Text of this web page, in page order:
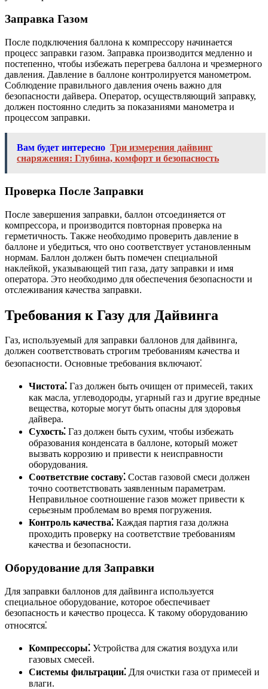
Заправка Газом
После подключения баллона к компрессору начинается
процесс заправки газом. Заправка производится медленно и
постепенно, чтобы избежать перегрева баллона и чрезмерного
давления. Давление в баллоне контролируется манометром.
Соблюдение правильного давления очень важно для
безопасности дайвера. Оператор, осуществляющий заправку,
должен постоянно следить за показаниями манометра и
процессом заправки.
Вам будет интересно Три измерения дайвинг
снаряжения: Глубина, комфорт и безопасность
Проверка После Заправки
После завершения заправки, баллон отсоединяется от
компрессора, и производится повторная проверка на
герметичность. Также необходимо проверить давление в
баллоне и убедиться, что оно соответствует установленным
нормам. Баллон должен быть помечен специальной
наклейкой, указывающей тип газа, дату заправки и имя
оператора. Это необходимо для обеспечения безопасности и
отслеживания качества заправки.
Требования к Газу для Дайвинга
Газ, используемый для заправки баллонов для дайвинга,
должен соответствовать строгим требованиям качества и
безопасности. Основные требования включают⁚
Чистота⁚ Газ должен быть очищен от примесей, таких
как масла, углеводороды, угарный газ и другие вредные
вещества, которые могут быть опасны для здоровья
дайвера.
Сухость⁚ Газ должен быть сухим, чтобы избежать
образования конденсата в баллоне, который может
вызвать коррозию и привести к неисправности
оборудования.
Соответствие составу⁚ Состав газовой смеси должен
точно соответствовать заявленным параметрам.
Неправильное соотношение газов может привести к
серьезным проблемам во время погружения.
Контроль качества⁚ Каждая партия газа должна
проходить проверку на соответствие требованиям
качества и безопасности.
Оборудование для Заправки
Для заправки баллонов для дайвинга используется
специальное оборудование, которое обеспечивает
безопасность и качество процесса. К такому оборудованию
относятся⁚
Компрессоры⁚ Устройства для сжатия воздуха или
газовых смесей.
Системы фильтрации⁚ Для очистки газа от примесей и
влаги.